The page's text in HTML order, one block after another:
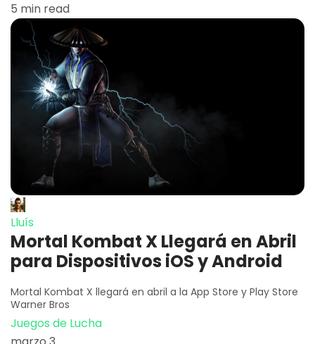
5 min read
Lluís
Mortal Kombat X Llegará en Abril
para Dispositivos iOS y Android
Mortal Kombat X llegará en abril a la App Store y Play Store
Warner Bros
Juegos de Lucha